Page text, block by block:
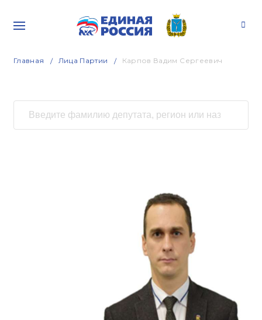
Главная Лица Партии Карпов Вадим Сергеевич